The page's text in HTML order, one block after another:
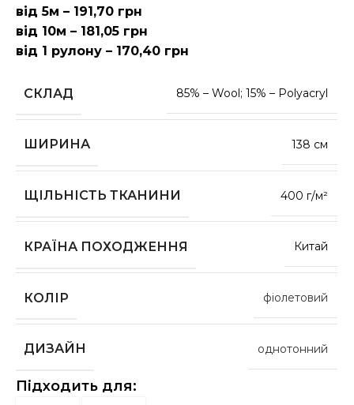
від 5м – 191,70 грн
від 10м – 181,05 грн
від 1 рулону – 170,40 грн
СКЛАД 85% – Wool; 15% – Polyacryl
ШИРИНА 138 см
ЩІЛЬНІСТЬ ТКАНИНИ 400 г/м²
КРАЇНА ПОХОДЖЕННЯ Китай
КОЛІР фіолетовий
ДИЗАЙН однотонний
Підходить для: